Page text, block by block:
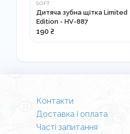
SOFT
Дитяча зубна щітка Limited
Edition - HV-887
190 ₴
Контакти
Доставка і оплата
Часті запитання